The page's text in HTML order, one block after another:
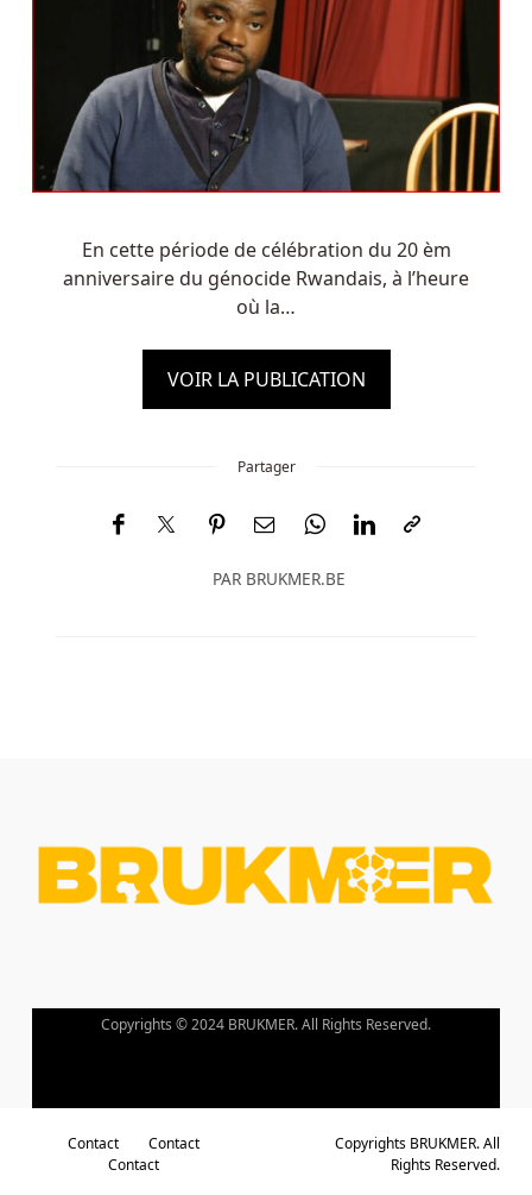
En cette période de célébration du 20 èm
anniversaire du génocide Rwandais, à l’heure
où la…
VOIR LA PUBLICATION
Partager
PAR BRUKMER.BE
Copyrights © 2024 BRUKMER. All Rights Reserved.
Contact
Contact
Contact
Copyrights BRUKMER. All
Rights Reserved.